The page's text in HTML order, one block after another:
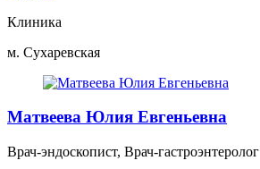
Клиника
м. Сухаревская
Матвеева Юлия Евгеньевна
Врач-эндоскопист, Врач-гастроэнтеролог